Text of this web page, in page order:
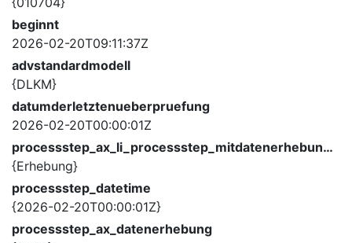
beginnt
2026-02-20T09:11:37Z
advstandardmodell
{DLKM}
datumderletztenueberpruefung
2026-02-20T00:00:01Z
processstep_ax_li_processstep_mitdatenerhebung_description
{Erhebung}
processstep_datetime
{2026-02-20T00:00:01Z}
processstep_ax_datenerhebung